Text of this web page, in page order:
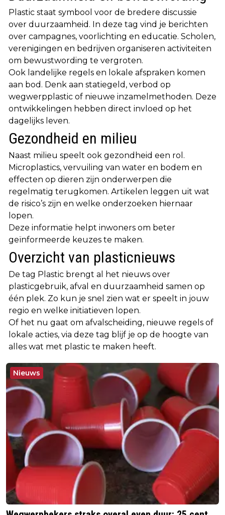
Plastic staat symbool voor de bredere discussie
over duurzaamheid. In deze tag vind je berichten
over campagnes, voorlichting en educatie. Scholen,
verenigingen en bedrijven organiseren activiteiten
om bewustwording te vergroten.
Ook landelijke regels en lokale afspraken komen
aan bod. Denk aan statiegeld, verbod op
wegwerpplastic of nieuwe inzamelmethoden. Deze
ontwikkelingen hebben direct invloed op het
dagelijks leven.
Gezondheid en milieu
Naast milieu speelt ook gezondheid een rol.
Microplastics, vervuiling van water en bodem en
effecten op dieren zijn onderwerpen die
regelmatig terugkomen. Artikelen leggen uit wat
de risico’s zijn en welke onderzoeken hiernaar
lopen.
Deze informatie helpt inwoners om beter
geïnformeerde keuzes te maken.
Overzicht van plasticnieuws
De tag Plastic brengt al het nieuws over
plasticgebruik, afval en duurzaamheid samen op
één plek. Zo kun je snel zien wat er speelt in jouw
regio en welke initiatieven lopen.
Of het nu gaat om afvalscheiding, nieuwe regels of
lokale acties, via deze tag blijf je op de hoogte van
alles wat met plastic te maken heeft.
Nieuws